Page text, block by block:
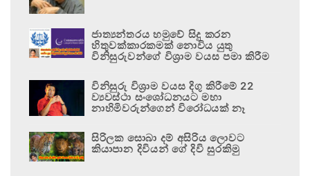
ජාත්‍යන්තරය හමුවේ සිදු කරන
හිතුවක්කාරකමක් නොවිය යුතු
විනිසුරුවන්ගේ විශ්‍රාම වයස පමා කිරීම
විනිසුරු විශ්‍රාම වයස දිගු කිරීමේ 22
ව්‍යවස්ථා සංශෝධනයට මහා
නාහිමිවරුන්ගෙන් විරෝධයක් නෑ
සිරිලක සොබා දම් අසිරිය ලොවට
කියාපාන දිවියන් ගේ දිවි සුරකිමු